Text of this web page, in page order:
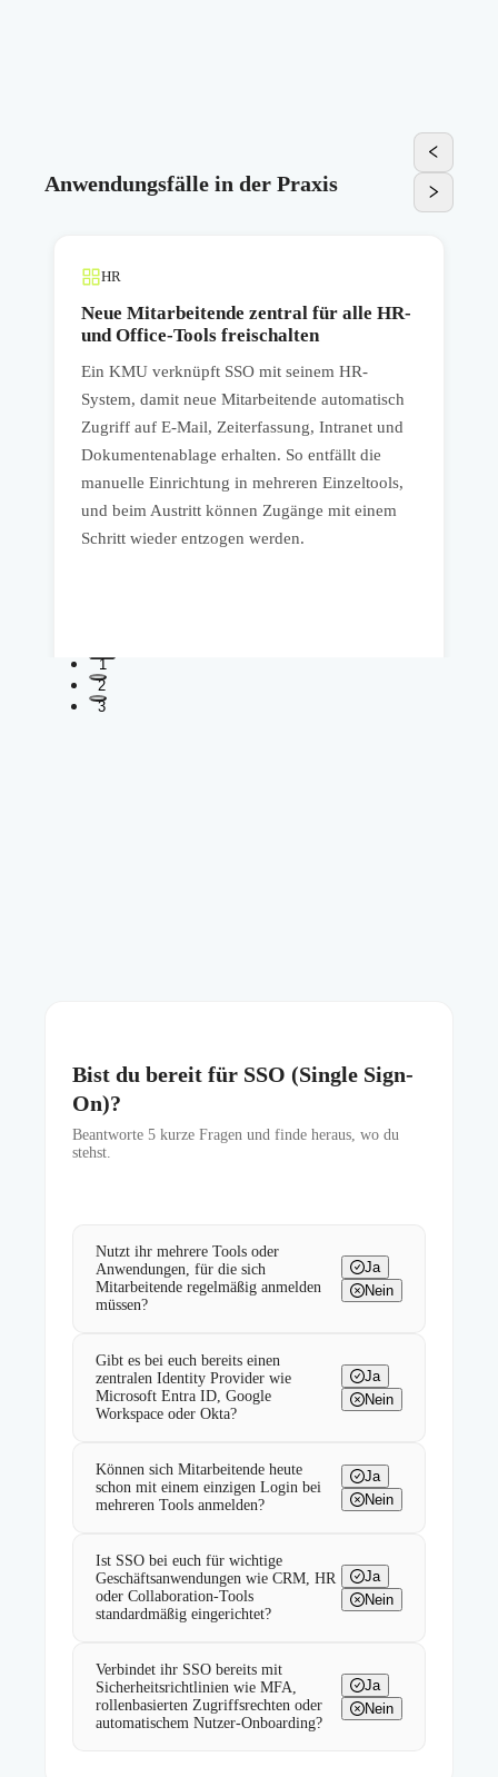
Anwendungsfälle in der Praxis
HR
Neue Mitarbeitende zentral für alle HR-
und Office-Tools freischalten
Ein KMU verknüpft SSO mit seinem HR-
System, damit neue Mitarbeitende automatisch
Zugriff auf E-Mail, Zeiterfassung, Intranet und
Dokumentenablage erhalten. So entfällt die
manuelle Einrichtung in mehreren Einzeltools,
und beim Austritt können Zugänge mit einem
Schritt wieder entzogen werden.
1
2
3
Bist du bereit für SSO (Single Sign-
On)?
Beantworte 5 kurze Fragen und finde heraus, wo du
stehst.
Nutzt ihr mehrere Tools oder
Anwendungen, für die sich
Mitarbeitende regelmäßig anmelden
müssen?
Ja
Nein
Gibt es bei euch bereits einen
zentralen Identity Provider wie
Microsoft Entra ID, Google
Workspace oder Okta?
Ja
Nein
Können sich Mitarbeitende heute
schon mit einem einzigen Login bei
mehreren Tools anmelden?
Ja
Nein
Ist SSO bei euch für wichtige
Geschäftsanwendungen wie CRM, HR
oder Collaboration-Tools
standardmäßig eingerichtet?
Ja
Nein
Verbindet ihr SSO bereits mit
Sicherheitsrichtlinien wie MFA,
rollenbasierten Zugriffsrechten oder
automatischem Nutzer-Onboarding?
Ja
Nein